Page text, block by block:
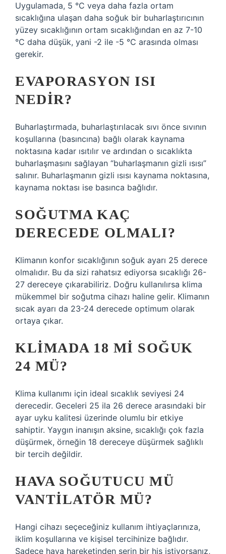
Uygulamada, 5 °C veya daha fazla ortam
sıcaklığına ulaşan daha soğuk bir buharlaştırıcının
yüzey sıcaklığının ortam sıcaklığından en az 7-10
°C daha düşük, yani -2 ile -5 °C arasında olması
gerekir.
EVAPORASYON ISI
NEDIR?
Buharlaştırmada, buharlaştırılacak sıvı önce sıvının
koşullarına (basıncına) bağlı olarak kaynama
noktasına kadar ısıtılır ve ardından o sıcaklıkta
buharlaşmasını sağlayan “buharlaşmanın gizli ısısı”
salınır. Buharlaşmanın gizli ısısı kaynama noktasına,
kaynama noktası ise basınca bağlıdır.
SOĞUTMA KAÇ
DERECEDE OLMALI?
Klimanın konfor sıcaklığının soğuk ayarı 25 derece
olmalıdır. Bu da sizi rahatsız ediyorsa sıcaklığı 26-
27 dereceye çıkarabiliriz. Doğru kullanılırsa klima
mükemmel bir soğutma cihazı haline gelir. Klimanın
sıcak ayarı da 23-24 derecede optimum olarak
ortaya çıkar.
KLIMADA 18 MI SOĞUK
24 MÜ?
Klima kullanımı için ideal sıcaklık seviyesi 24
derecedir. Geceleri 25 ila 26 derece arasındaki bir
ayar uyku kalitesi üzerinde olumlu bir etkiye
sahiptir. Yaygın inanışın aksine, sıcaklığı çok fazla
düşürmek, örneğin 18 dereceye düşürmek sağlıklı
bir tercih değildir.
HAVA SOĞUTUCU MÜ
VANTILATÖR MÜ?
Hangi cihazı seçeceğiniz kullanım ihtiyaçlarınıza,
iklim koşullarına ve kişisel tercihinize bağlıdır.
Sadece hava hareketinden serin bir his istiyorsanız,